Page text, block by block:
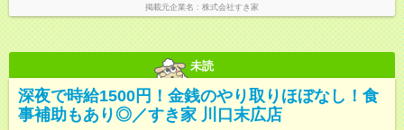
掲載元企業名 株式会社すき家
未読
深夜で時給1500円！金銭のやり取りほぼなし！食
事補助もあり◎／すき家 川口末広店